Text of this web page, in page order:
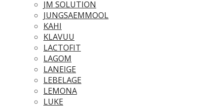
JM SOLUTION
JUNGSAEMMOOL
KAHI
KLAVUU
LACTOFIT
LAGOM
LANEIGE
LEBELAGE
LEMONA
LUKE